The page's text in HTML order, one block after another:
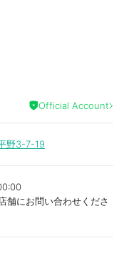
Official Account
野3-7-19
舗にお問い合わせくださ